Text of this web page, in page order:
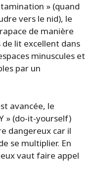
» (quand
vers le nid), le
de manière
lit excellent dans
minuscules et
par un
avancée, le
» (do-it-yourself)
dangereux car il
se multiplier. En
vaut faire appel